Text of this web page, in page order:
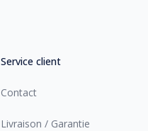
Service client
Contact
Livraison / Garantie